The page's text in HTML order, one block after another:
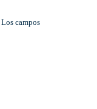
Los campos